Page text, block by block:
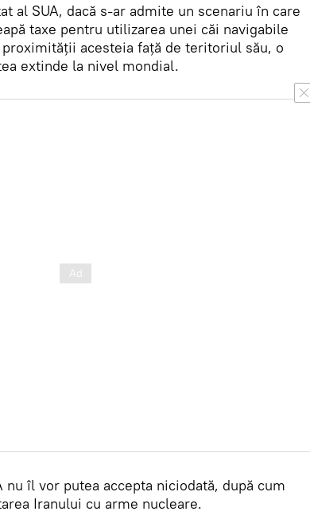
al SUA, dacă s-ar admite un scenariu în care
taxe pentru utilizarea unei căi navigabile
acesteia față de teritoriul său, o
extinde la nivel mondial.
nu îl vor putea accepta niciodată, după cum
Iranului cu arme nucleare.